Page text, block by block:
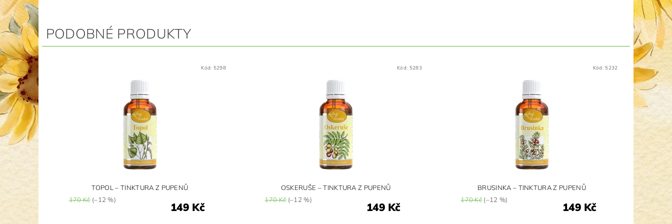
PODOBNÉ PRODUKTY
Kód: 5298
TOPOL – TINKTURA Z PUPENŮ
170 Kč(–12 %)
149 Kč
Kód: 5283
OSKERUŠE – TINKTURA Z PUPENŮ
170 Kč(–12 %)
149 Kč
Kód: 5232
BRUSINKA – TINKTURA Z PUPENŮ
170 Kč (–12 %)
149 Kč